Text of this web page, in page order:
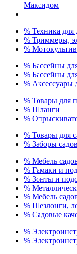
% Техника для
% Триммеры,
%
% Бассейны
% Бассейны
% Аксессуары
% Товары для
% Шланги
%
% Товары для
% Заборы
% Мебель
% Гамаки и
% Зонты и
%
% Мебель
% Шезлонги,
% Садовые
%
%